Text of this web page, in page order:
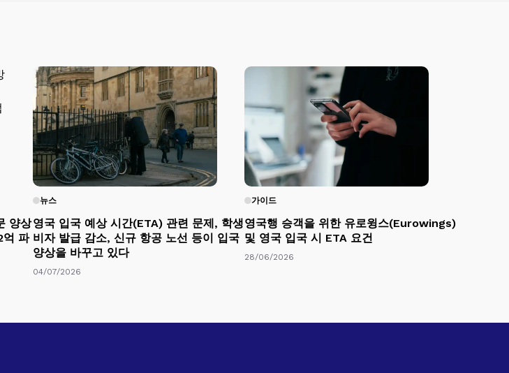
양상
억 파
뉴스
영국 입국 예상 시간(ETA) 관련 문제, 학생
비자 발급 감소, 신규 항공 노선 등이 입국
양상을 바꾸고 있다
04/07/2026
가이드
영국행 승객을 위한 유로윙스(Eurowings)
및 영국 입국 시 ETA 요건
28/06/2026